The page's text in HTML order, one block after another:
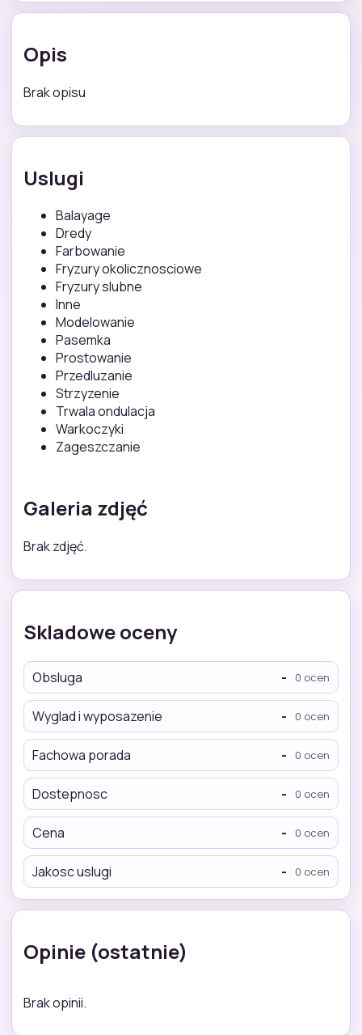
Opis
Brak opisu
Uslugi
Balayage
Dredy
Farbowanie
Fryzury okolicznosciowe
Fryzury slubne
Inne
Modelowanie
Pasemka
Prostowanie
Przedluzanie
Strzyzenie
Trwala ondulacja
Warkoczyki
Zageszczanie
Galeria zdjęć
Brak zdjęć.
Skladowe oceny
Obsluga - 0 ocen
Wyglad i wyposazenie - 0 ocen
Fachowa porada - 0 ocen
Dostepnosc - 0 ocen
Cena - 0 ocen
Jakosc uslugi - 0 ocen
Opinie (ostatnie)
Brak opinii.